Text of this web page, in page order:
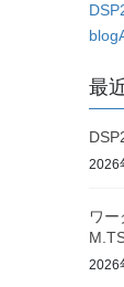
最
2026
ワ
2026